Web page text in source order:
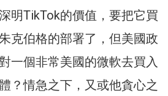
明TikTok的價值，要把它買
克伯格的部署了，但美國政
一個非常美國的微軟去買入
？情急之下，又或他貪心之